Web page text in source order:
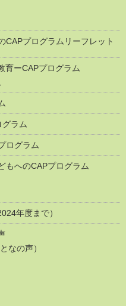
CAPプログラムリーフレット
育ーCAPプログラム
ラム
ログラム
もへのCAPプログラム
年度まで）
なの声）